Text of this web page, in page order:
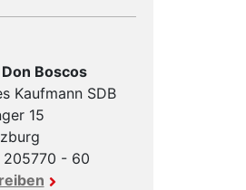
Boscos
Kaufmann SDB
15
205770 - 60